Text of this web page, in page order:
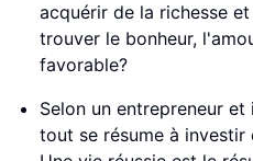
acquérir de la richesse
trouver le bonheur,
favorable?
Selon un entrepreneur
tout se résume à